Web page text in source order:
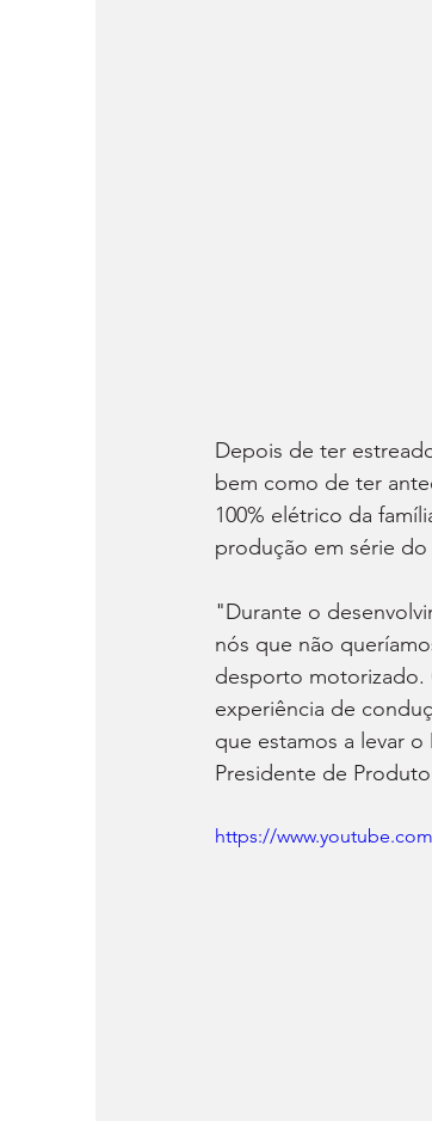
Depois de ter
bem como de ter
100% elétrico da
produção em série
"Durante o
nós que não
desporto motorizado.
experiência de
que estamos a levar
Presidente de
https://